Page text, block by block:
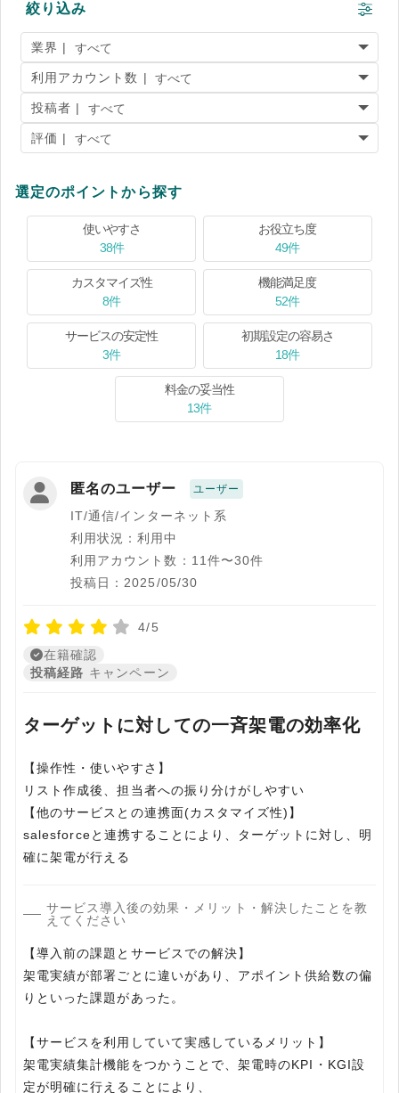
絞り込み
業界 |
利用アカウント数 |
投稿者 |
評価 |
選定のポイントから探す
使いやすさ
38件
お役立ち度
49件
カスタマイズ性
8件
機能満足度
52件
サービスの安定性
3件
初期設定の容易さ
18件
料金の妥当性
13件
匿名のユーザー ユーザー
IT/通信/インターネット系
利用状況：利用中
利用アカウント数：11件〜30件
投稿日：2025/05/30
4/5
在籍確認
投稿経路 キャンペーン
ターゲットに対しての一斉架電の効率化
【操作性・使いやすさ】
リスト作成後、担当者への振り分けがしやすい
【他のサービスとの連携面(カスタマイズ性)】
salesforceと連携することにより、ターゲットに対し、明
確に架電が行える
サービス導入後の効果・メリット・解決したことを教
えてください
【導入前の課題とサービスでの解決】
架電実績が部署ごとに違いがあり、アポイント供給数の偏
りといった課題があった。
【サービスを利用していて実感しているメリット】
架電実績集計機能をつかうことで、架電時のKPI・KGI設
定が明確に行えることにより、